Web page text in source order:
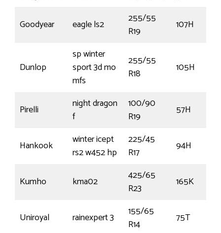
Goodyear
eagle ls2
255/55
R19
107H
Dunlop
sp winter
sport 3d mo
mfs
255/55
R18
105H
Pirelli
night dragon
f
100/90
R19
57H
Hankook
winter icept
rs2 w452 hp
225/45
R17
94H
Kumho kma02
425/65
R23
165K
Uniroyal rainexpert 3
155/65
R14
75T